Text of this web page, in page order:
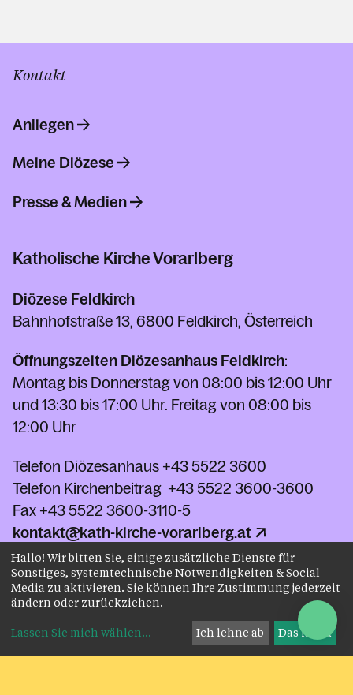
Kontakt
Anliegen
Meine Diözese
Presse & Medien
Katholische Kirche Vorarlberg
Diözese Feldkirch
Bahnhofstraße 13, 6800 Feldkirch, Österreich
Öffnungszeiten Diözesanhaus Feldkirch:
Montag bis Donnerstag von 08:00 bis 12:00 Uhr
und 13:30 bis 17:00 Uhr. Freitag von 08:00 bis
12:00 Uhr
Telefon Diözesanhaus +43 5522 3600
Telefon Kirchenbeitrag +43 5522 3600-3600
Fax +43 5522 3600-3110-5
kontakt@kath-kirche-vorarlberg.at
Kontakt
Impressum
Datenschutz
Hallo! Wir bitten Sie, einige zusätzliche Dienste für
Sonstiges, systemtechnische Notwendigkeiten & Social
Media zu aktivieren. Sie können Ihre Zustimmung jederzeit
ändern oder zurückziehen.
Lassen Sie mich wählen... Ich lehne ab Das ist ok